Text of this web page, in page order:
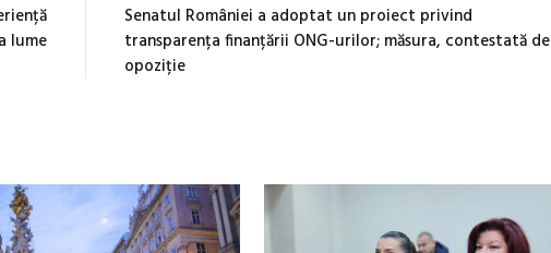
lume
Senatul României a adoptat un proiect privind
transparența finanțării ONG-urilor; măsura, contestată de
opoziție